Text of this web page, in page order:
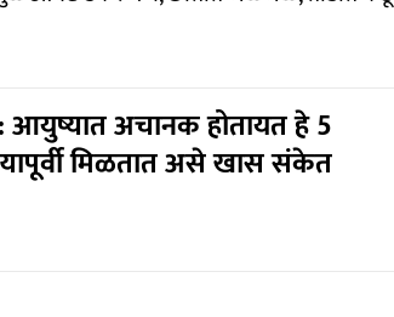
अचानक होतायत हे 5
मिळतात असे खास संकेत